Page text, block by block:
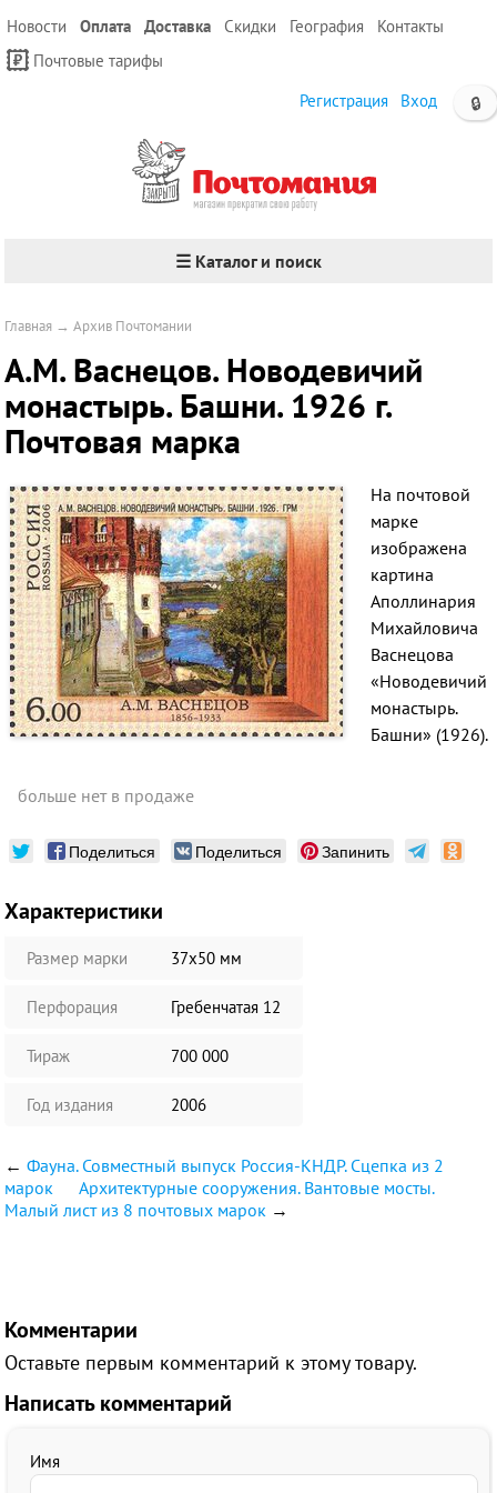
Новости Оплата Доставка Скидки География
Контакты
Почтовые тарифы
🔒
Регистрация Вход
☰ Каталог и поиск
Главная →Архив Почтомании
А.М. Васнецов. Новодевичий
монастырь. Башни. 1926 г.
Почтовая марка
На почтовой
марке
изображена
картина
Аполлинария
Михайловича
Васнецова
«Новодевичий
монастырь.
Башни» (1926).
больше нет в продаже
Поделиться Поделиться Запинить
Характеристики
Размер марки 37х50 мм
Перфорация Гребенчатая 12
Тираж 700 000
Год издания 2006
←Фауна. Совместный выпуск Россия-КНДР. Сцепка из 2
марок
Архитектурные сооружения. Вантовые мосты.
Малый лист из 8 почтовых марок →
Комментарии
Оставьте первым комментарий к этому товару.
Написать комментарий
Имя